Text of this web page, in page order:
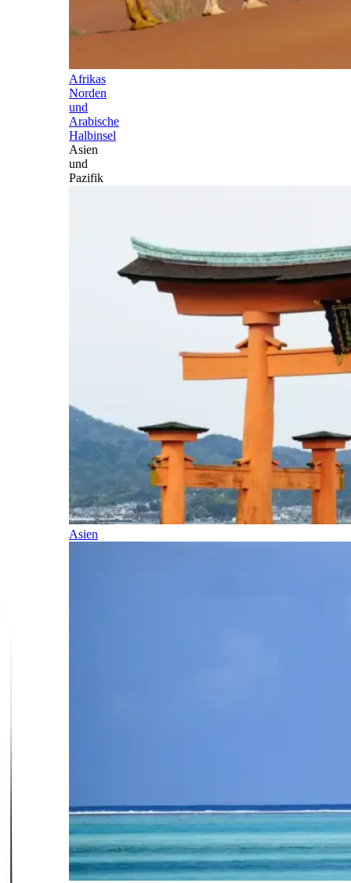
Afrikas
Norden
und
Arabische
Halbinsel
Asien
und
Pazifik
Asien